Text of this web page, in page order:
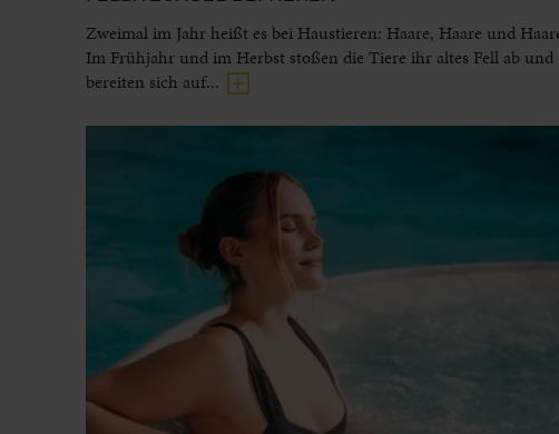
Zweimal im Jahr heißt es bei Haustieren: Haare, Haare und
Im Frühjahr und im Herbst stoßen die Tiere ihr altes Fell ab und
bereiten sich auf...